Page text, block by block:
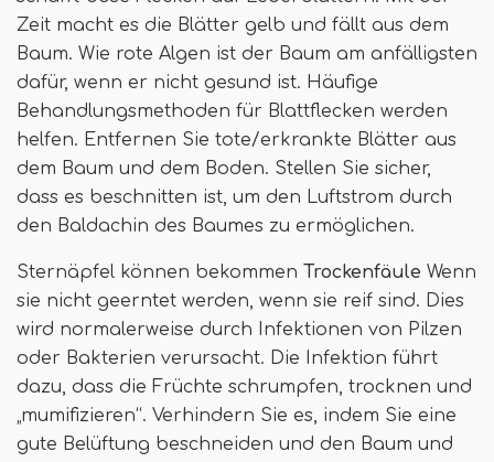
Zeit macht es die Blätter gelb und fällt aus dem
Baum. Wie rote Algen ist der Baum am anfälligsten
dafür, wenn er nicht gesund ist. Häufige
Behandlungsmethoden für Blattflecken werden
helfen. Entfernen Sie tote/erkrankte Blätter aus
dem Baum und dem Boden. Stellen Sie sicher,
dass es beschnitten ist, um den Luftstrom durch
den Baldachin des Baumes zu ermöglichen.
Sternäpfel können bekommen Trockenfäule Wenn
sie nicht geerntet werden, wenn sie reif sind. Dies
wird normalerweise durch Infektionen von Pilzen
oder Bakterien verursacht. Die Infektion führt
dazu, dass die Früchte schrumpfen, trocknen und
„mumifizieren“. Verhindern Sie es, indem Sie eine
gute Belüftung beschneiden und den Baum und